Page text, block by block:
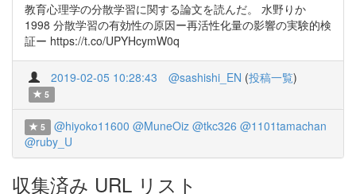
教育心理学の分散学習に関する論文を読んだ。 水野りか
1998 分散学習の有効性の原因ー再活性化量の影響の実験的検
証ー https://t.co/UPYHcymW0q
2019-02-05 10:28:43 @sashishi_EN (投稿一覧)
5
5 @hiyoko11600 @MuneOiz @tkc326 @1101tamachan
@ruby_U
収集済み URL リスト